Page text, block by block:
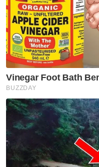
tidak
Nasional
dan